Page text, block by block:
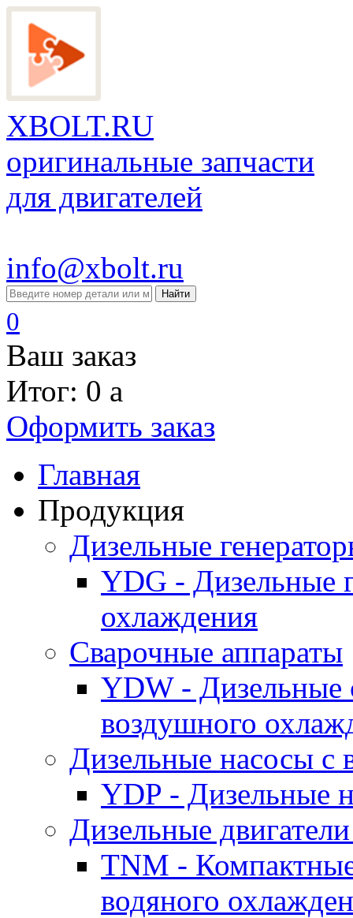
XBOLT.RU
оригинальные запчасти
для двигателей
info@xbolt.ru
Найти
0
Ваш заказ
Итог: 0 a
Оформить заказ
Главная
Продукция
Дизельные
YDG - Дизельные
охлаждения
Cварочные аппараты
YDW - Дизельные
воздушного
Дизельные насосы
YDP - Дизельные
Дизельные
TNM -
водяного